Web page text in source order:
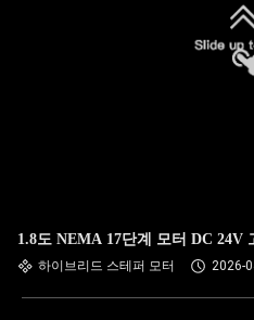
1.8도 NEMA 17단계 모터 DC 24V
하이브리드 스테퍼 모터 2026-